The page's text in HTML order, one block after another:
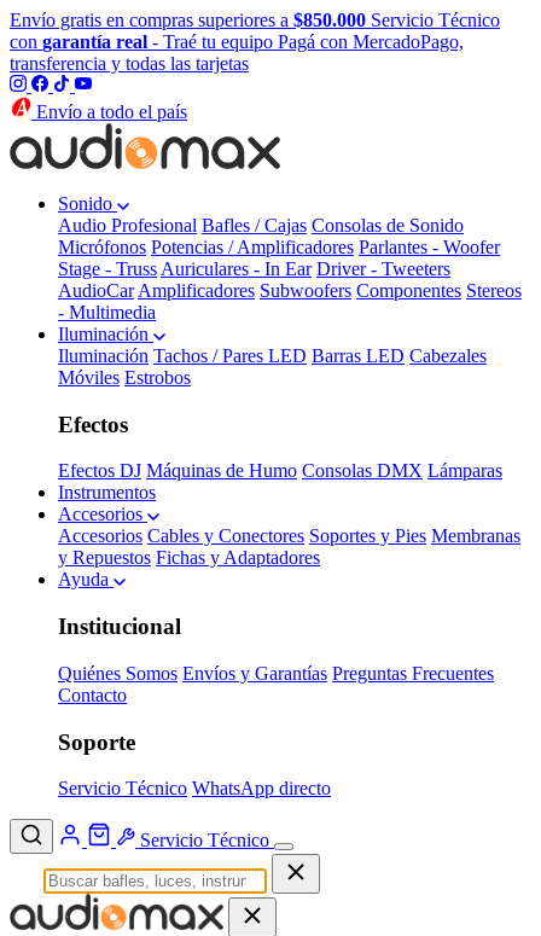
Envío gratis en compras superiores a $850.000 Servicio Técnico
con garantía real - Traé tu equipo Pagá con MercadoPago,
transferencia y todas las tarjetas
Envío a todo el país
Sonido
Audio Profesional Bafles / Cajas Consolas de Sonido
Micrófonos Potencias / Amplificadores Parlantes - Woofer
Stage - Truss Auriculares - In Ear Driver - Tweeters
AudioCar Amplificadores Subwoofers Componentes Stereos
- Multimedia
Iluminación
Iluminación Tachos / Pares LED Barras LED Cabezales
Móviles Estrobos
Efectos
Efectos DJ Máquinas de Humo Consolas DMX Lámparas
Instrumentos
Accesorios
Accesorios Cables y Conectores Soportes y Pies Membranas
y Repuestos Fichas y Adaptadores
Ayuda
Institucional
Quiénes Somos Envíos y Garantías Preguntas Frecuentes
Contacto
Soporte
Servicio Técnico WhatsApp directo
Servicio Técnico